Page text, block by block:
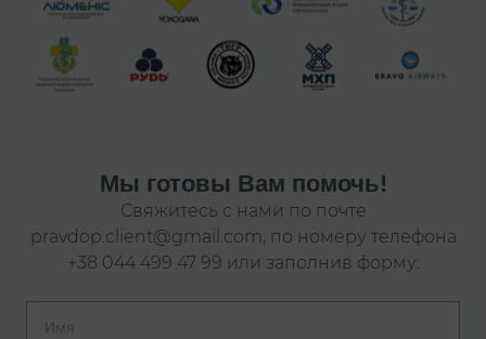
Мы готовы Вам помочь!
Свяжитесь с нами по почте
pravdop.client@gmail.com, по номеру телефона
+38 044 499 47 99 или заполнив форму: